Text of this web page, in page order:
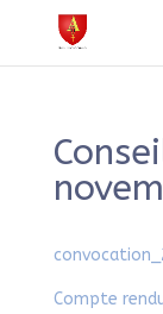
Compte